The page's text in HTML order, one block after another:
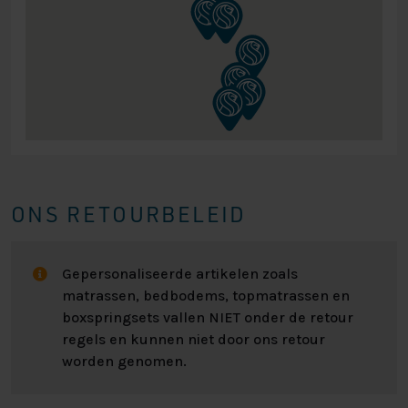
komen bekijken, heeft u behoefte aan persoonlijk
advies of heeft u andere vragen? Dan bent u altijd van
harte welkom om langs te komen in één van onze
Kijk voor alle specificaties in het overzicht hiernaast.
ONS RETOURBELEID
Gepersonaliseerde artikelen zoals
matrassen, bedbodems, topmatrassen en
boxspringsets vallen NIET onder de retour
regels en kunnen niet door ons retour
worden genomen.